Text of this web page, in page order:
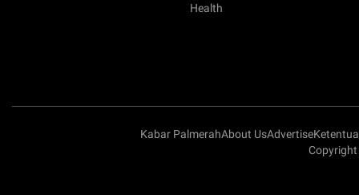
Health
Kabar PalmerahAbout UsAdvertise
Copyright